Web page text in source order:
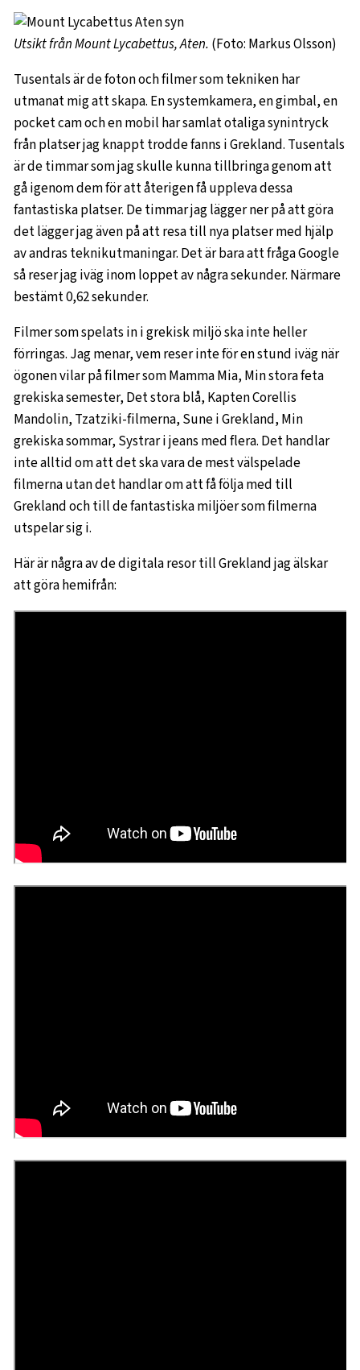
Utsikt från Mount Lycabettus, Aten. (Foto: Markus Olsson)
Tusentals är de foton och filmer som tekniken har
utmanat mig att skapa. En systemkamera, en gimbal, en
pocket cam och en mobil har samlat otaliga synintryck
från platser jag knappt trodde fanns i Grekland. Tusentals
är de timmar som jag skulle kunna tillbringa genom att
gå igenom dem för att återigen få uppleva dessa
fantastiska platser. De timmar jag lägger ner på att göra
det lägger jag även på att resa till nya platser med hjälp
av andras teknikutmaningar. Det är bara att fråga Google
så reser jag iväg inom loppet av några sekunder. Närmare
bestämt 0,62 sekunder.
Filmer som spelats in i grekisk miljö ska inte heller
förringas. Jag menar, vem reser inte för en stund iväg när
ögonen vilar på filmer som Mamma Mia, Min stora feta
grekiska semester, Det stora blå, Kapten Corellis
Mandolin, Tzatziki-filmerna, Sune i Grekland, Min
grekiska sommar, Systrar i jeans med flera. Det handlar
inte alltid om att det ska vara de mest välspelade
filmerna utan det handlar om att få följa med till
Grekland och till de fantastiska miljöer som filmerna
utspelar sig i.
Här är några av de digitala resor till Grekland jag älskar
att göra hemifrån: